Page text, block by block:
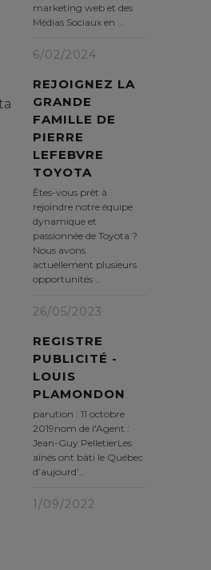
marketing web et des
Médias Sociaux en …
6/02/2024
REJOIGNEZ LA
GRANDE
FAMILLE DE
PIERRE
LEFEBVRE
TOYOTA
Êtes-vous prêt à
rejoindre notre équipe
dynamique et
passionnée de Toyota ?
Nous avons
actuellement plusieurs
opportunités …
26/05/2023
REGISTRE
PUBLICITÉ -
LOUIS
PLAMONDON
parution : 11 octobre
2019nom de l'Agent :
Jean-Guy PelletierLes
aînés ont bâti le Québec
d’aujourd’…
1/09/2022